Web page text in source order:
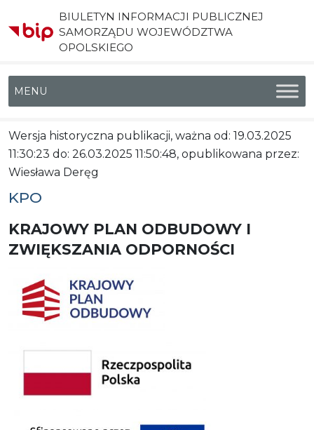
BIULETYN INFORMACJI PUBLICZNEJ
SAMORZĄDU WOJEWÓDZTWA
OPOLSKIEGO
Menu główne
Wersja historyczna publikacji, ważna od: 19.03.2025
11:30:23 do: 26.03.2025 11:50:48, opublikowana przez:
Wiesława Deręg
KPO
KRAJOWY PLAN ODBUDOWY I
ZWIĘKSZANIA ODPORNOŚCI